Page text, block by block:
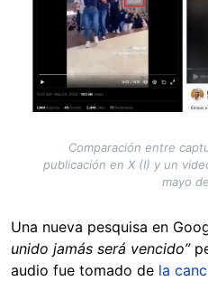
Comparación entre
publicación en X (I) y un
mayo
Una nueva pesquisa en
unido jamás será vencido”
audio fue tomado de la